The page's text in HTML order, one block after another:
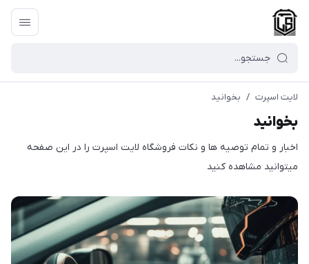
لایت اسپرت / بخوانید
بخوانید
اخبار و تمام توصیه ها و نکات فروشگاه لایت اسپرت را در این صفحه
میتوانید مشاهده کنید